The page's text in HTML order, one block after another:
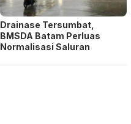
Drainase Tersumbat,
BMSDA Batam Perluas
Normalisasi Saluran